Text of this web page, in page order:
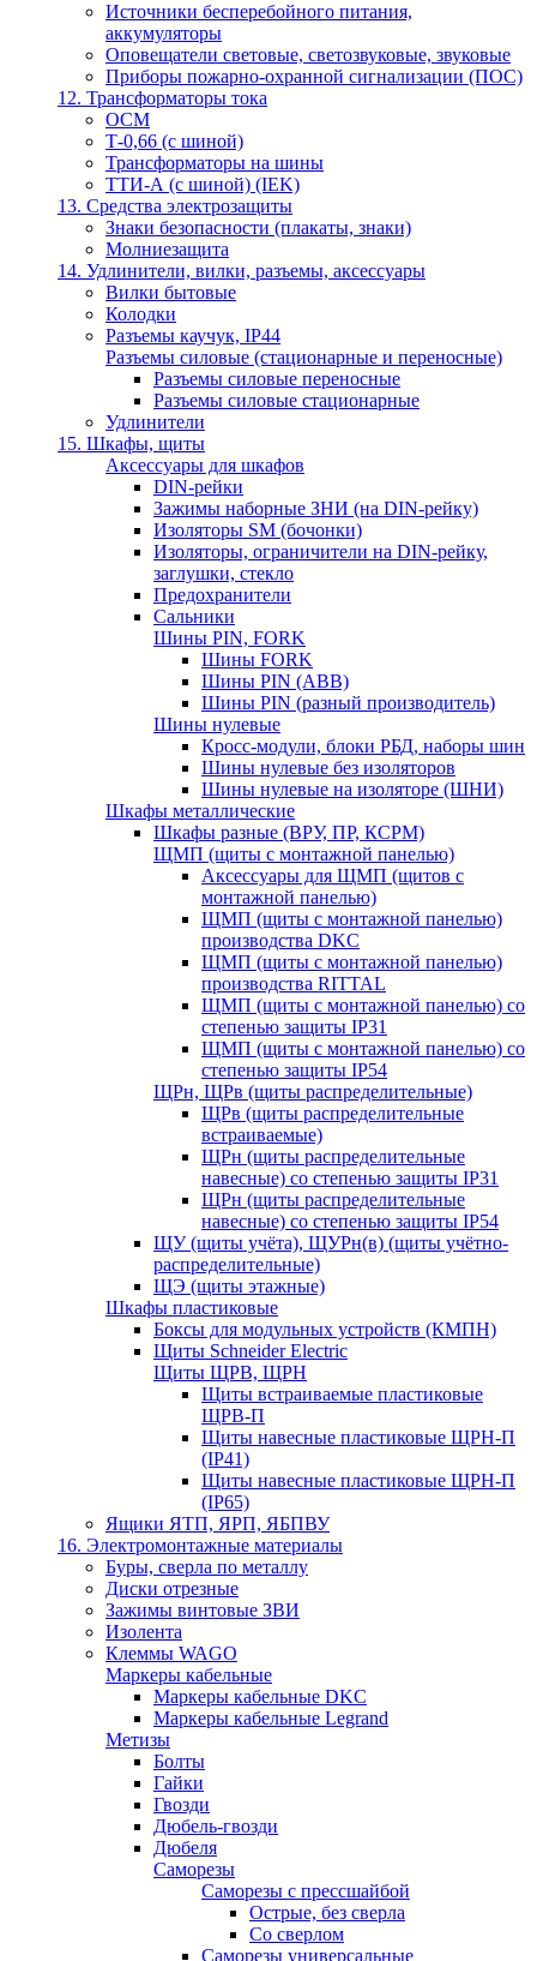
Источники бесперебойного питания,
аккумуляторы
Оповещатели световые, светозвуковые, звуковые
Приборы пожарно-охранной сигнализации (ПОС)
12. Трансформаторы тока
ОСМ
Т-0,66 (с шиной)
Трансформаторы на шины
ТТИ-А (с шиной) (IEK)
13. Средства электрозащиты
Знаки безопасности (плакаты, знаки)
Молниезащита
14. Удлинители, вилки, разъемы, аксессуары
Вилки бытовые
Колодки
Разъемы каучук, IP44
Разъемы силовые (стационарные и переносные)
Разъемы силовые переносные
Разъемы силовые стационарные
Удлинители
15. Шкафы, щиты
Аксессуары для шкафов
DIN-рейки
Зажимы наборные ЗНИ (на DIN-рейку)
Изоляторы SM (бочонки)
Изоляторы, ограничители на DIN-рейку,
заглушки, стекло
Предохранители
Сальники
Шины PIN, FORK
Шины FORK
Шины PIN (АВВ)
Шины PIN (разный производитель)
Шины нулевые
Кросс-модули, блоки РБД, наборы шин
Шины нулевые без изоляторов
Шины нулевые на изоляторе (ШНИ)
Шкафы металлические
Шкафы разные (ВРУ, ПР, КСРМ)
ЩМП (щиты с монтажной панелью)
Аксессуары для ЩМП (щитов с
монтажной панелью)
ЩМП (щиты с монтажной панелью)
производства DKC
ЩМП (щиты с монтажной панелью)
производства RITTAL
ЩМП (щиты с монтажной панелью) со
степенью защиты IP31
ЩМП (щиты с монтажной панелью) со
степенью защиты IP54
ЩРн, ЩРв (щиты распределительные)
ЩРв (щиты распределительные
встраиваемые)
ЩРн (щиты распределительные
навесные) со степенью защиты IP31
ЩРн (щиты распределительные
навесные) со степенью защиты IP54
ЩУ (щиты учёта), ЩУРн(в) (щиты учётно-
распределительные)
ЩЭ (щиты этажные)
Шкафы пластиковые
Боксы для модульных устройств (КМПН)
Щиты Schneider Electric
Щиты ЩРВ, ЩРН
Щиты встраиваемые пластиковые
ЩРВ-П
Щиты навесные пластиковые ЩРН-П
(IP41)
Щиты навесные пластиковые ЩРН-П
(IP65)
Ящики ЯТП, ЯРП, ЯБПВУ
16. Электромонтажные материалы
Буры, сверла по металлу
Диски отрезные
Зажимы винтовые ЗВИ
Изолента
Клеммы WAGO
Маркеры кабельные
Маркеры кабельные DKC
Маркеры кабельные Legrand
Метизы
Болты
Гайки
Гвозди
Дюбель-гвозди
Дюбеля
Саморезы
Саморезы с прессшайбой
Острые, без сверла
Со сверлом
Саморезы универсальные